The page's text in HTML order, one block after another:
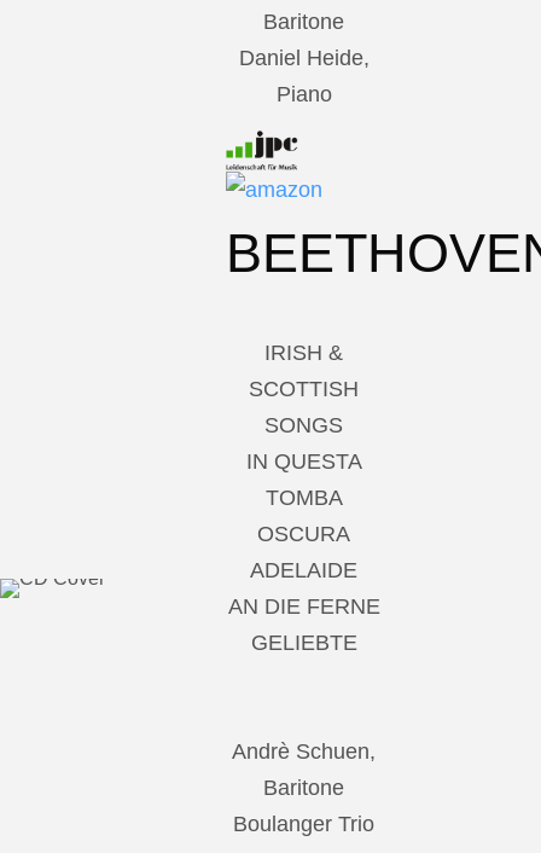
Baritone
Daniel Heide,
Piano
IRISH &
SCOTTISH
SONGS
IN QUESTA
TOMBA
OSCURA
ADELAIDE
AN DIE FERNE
GELIEBTE
Andrè Schuen,
Baritone
Boulanger Trio